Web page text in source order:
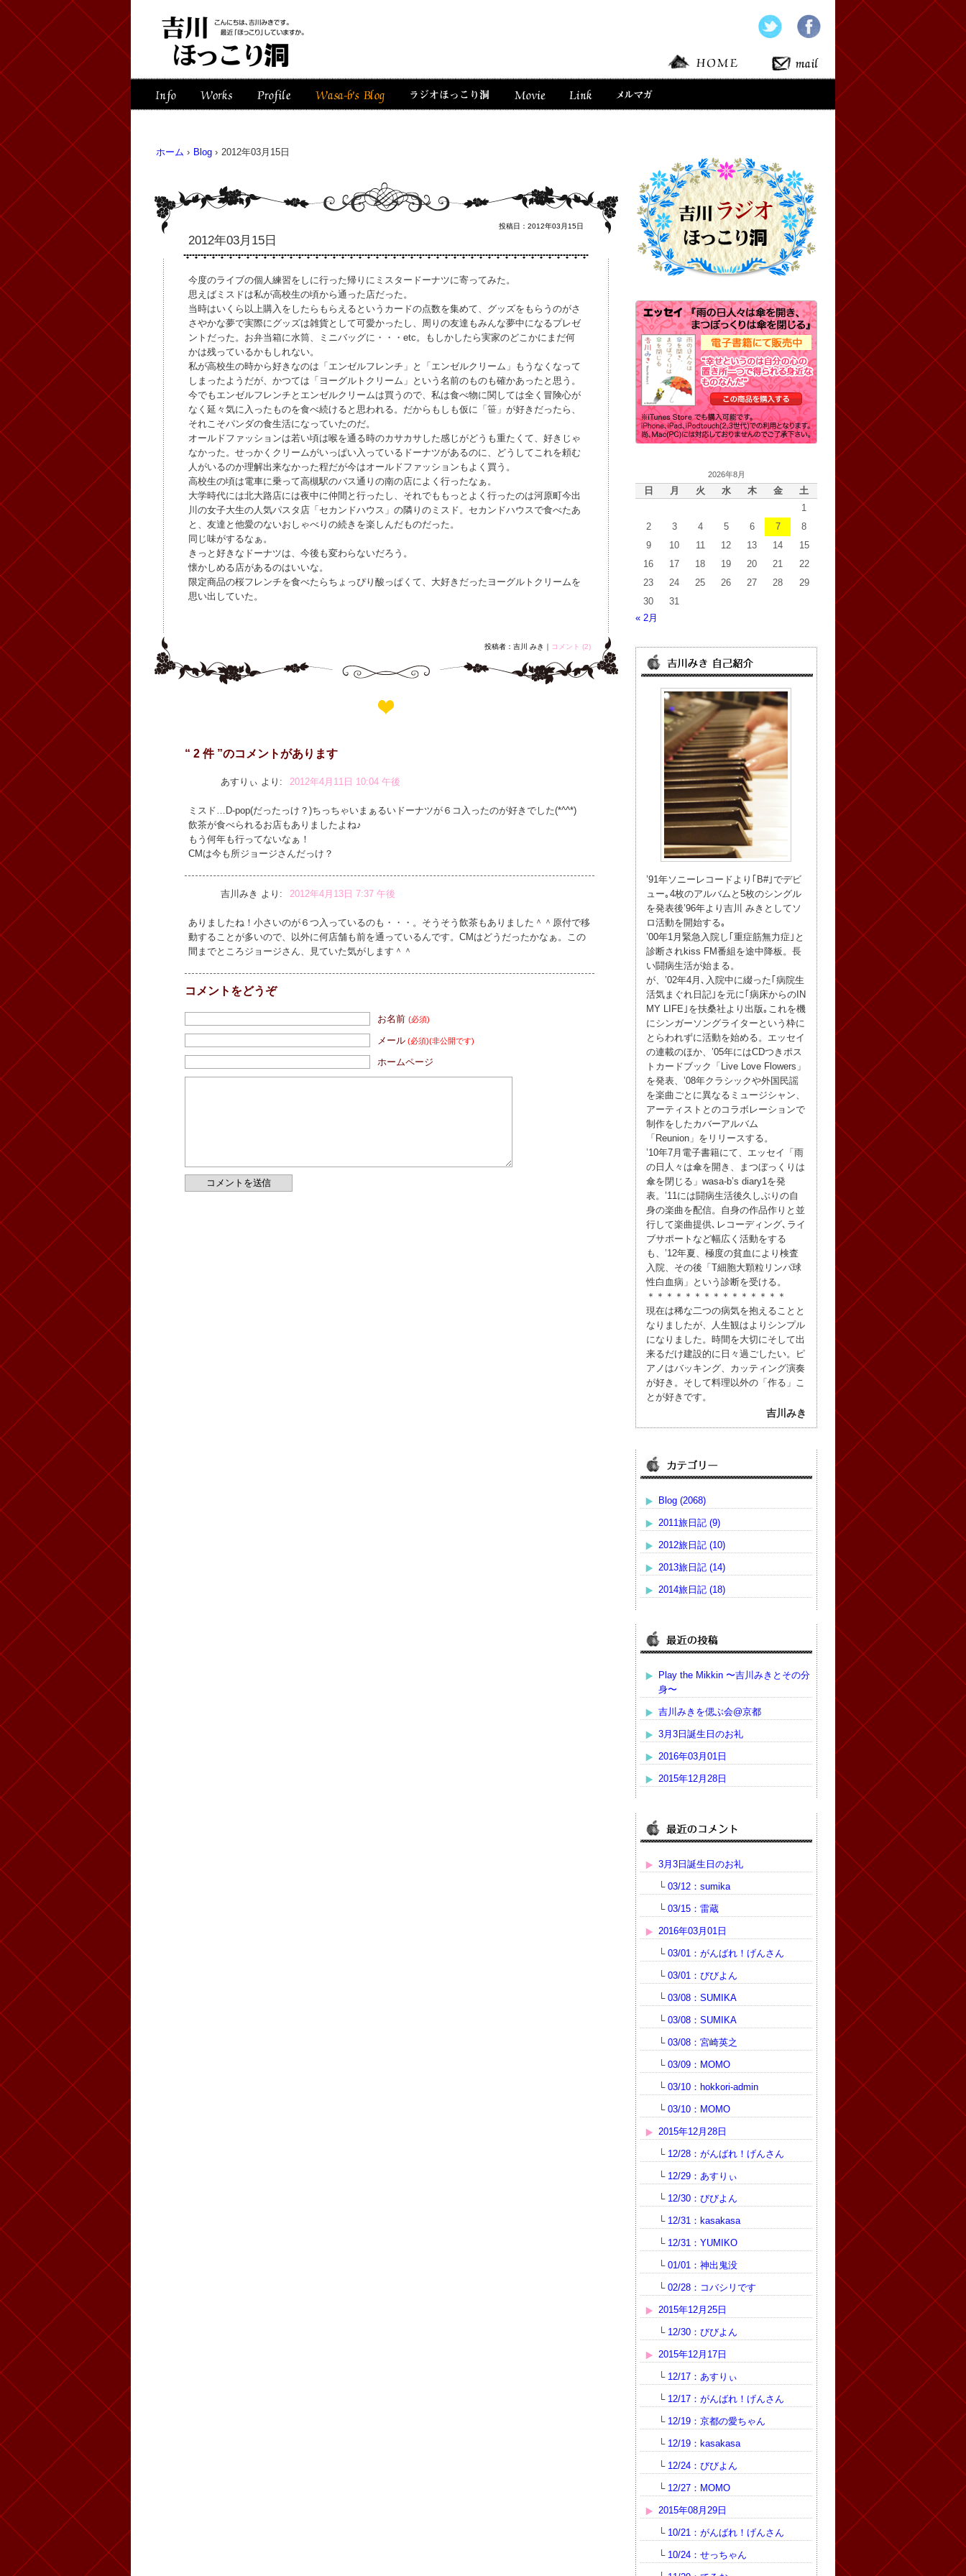
ホーム › Blog › 2012年03月15日
投稿日：2012年03月15日
2012年03月15日
今度のライブの個人練習をしに行った帰りにミスタードーナツに寄ってみた。
思えばミスドは私が高校生の頃から通った店だった。
当時はいくら以上購入をしたらもらえるというカードの点数を集めて、グッズをもらうのがさ
さやかな夢で実際にグッズは雑貨として可愛かったし、周りの友達もみんな夢中になるプレゼ
ントだった。お弁当箱に水筒、ミニバッグに・・・etc。もしかしたら実家のどこかにまだ何
かは残っているかもしれない。
私が高校生の時から好きなのは「エンゼルフレンチ」と「エンゼルクリーム」もうなくなって
しまったようだが、かつては「ヨーグルトクリーム」という名前のものも確かあったと思う。
今でもエンゼルフレンチとエンゼルクリームは買うので、私は食べ物に関しては全く冒険心が
なく延々気に入ったものを食べ続けると思われる。だからもしも仮に「笹」が好きだったら、
それこそパンダの食生活になっていたのだ。
オールドファッションは若い頃は喉を通る時のカサカサした感じがどうも重たくて、好きじゃ
なかった。せっかくクリームがいっぱい入っているドーナツがあるのに、どうしてこれを頼む
人がいるのか理解出来なかった程だが今はオールドファッションもよく買う。
高校生の頃は電車に乗って高槻駅のバス通りの南の店によく行ったなぁ。
大学時代には北大路店には夜中に仲間と行ったし、それでももっとよく行ったのは河原町今出
川の女子大生の人気パスタ店「セカンドハウス」の隣りのミスド。セカンドハウスで食べたあ
と、友達と他愛のないおしゃべりの続きを楽しんだものだった。
同じ味がするなぁ。
きっと好きなドーナツは、今後も変わらないだろう。
懐かしめる店があるのはいいな。
限定商品の桜フレンチを食べたらちょっぴり酸っぱくて、大好きだったヨーグルトクリームを
思い出していた。
投稿者：吉川 みき｜ コメント (2)
“ 2 件 ”のコメントがあります
あすりぃ より: 2012年4月11日 10:04 午後
ミスド…D-pop(だったっけ？)ちっちゃいまぁるいドーナツが６コ入ったのが好きでした(*^^*)
飲茶が食べられるお店もありましたよね♪
もう何年も行ってないなぁ！
CMは今も所ジョージさんだっけ？
吉川みき より: 2012年4月13日 7:37 午後
ありましたね！小さいのが６つ入っているのも・・・。そうそう飲茶もありました＾＾原付で移
動することが多いので、以外に何店舗も前を通っているんです。CMはどうだったかなぁ。この
間までところジョージさん、見ていた気がします＾＾
コメントをどうぞ
お名前 (必須)
メール (必須)(非公開です)
ホームページ
2026年8月
日 月 火 水 木 金
土
1
2
3 4 5 6 7
8
9
10 11 12 13 14
15
16
17 18 19 20 21
22
23
24 25 26 27 28
29
30
31
« 2月
’91年ソニーレコードより｢B#｣でデビ
ュー｡4枚のアルバムと5枚のシングル
を発表後’96年より吉川 みきとしてソ
ロ活動を開始する｡
’00年1月緊急入院し｢重症筋無力症｣と
診断されkiss FM番組を途中降板。長
い闘病生活が始まる。
が、’02年4月､入院中に綴った｢病院生
活気まぐれ日記｣を元に｢病床からのIN
MY LIFE｣を扶桑社より出版｡これを機
にシンガーソングライターという枠に
とらわれずに活動を始める。エッセイ
の連載のほか、’05年にはCDつきポス
トカードブック「Live Love Flowers」
を発表、’08年クラシックや外国民謡
を楽曲ごとに異なるミュージシャン、
アーティストとのコラボレーションで
制作をしたカバーアルバム
「Reunion」をリリースする。
’10年7月電子書籍にて、エッセイ「雨
の日人々は傘を開き、まつぼっくりは
傘を閉じる」wasa-b’s diary1を発
表。’11には闘病生活後久しぶりの自
身の楽曲を配信。自身の作品作りと並
行して楽曲提供､レコーディング､ライ
ブサポートなど幅広く活動をする
も、’12年夏、極度の貧血により検査
入院、その後「T細胞大顆粒リンパ球
性白血病」という診断を受ける。
＊＊＊＊＊＊＊＊＊＊＊＊＊＊＊
現在は稀な二つの病気を抱えることと
なりましたが、人生観はよりシンプル
になりました。時間を大切にそして出
来るだけ建設的に日々過ごしたい。ピ
アノはバッキング、カッティング演奏
が好き。そして料理以外の「作る」こ
とが好きです。
吉川みき
Blog (2068)
2011旅日記 (9)
2012旅日記 (10)
2013旅日記 (14)
2014旅日記 (18)
Play the Mikkin 〜吉川みきとその分
身〜
吉川みきを偲ぶ会@京都
3月3日誕生日のお礼
2016年03月01日
2015年12月28日
3月3日誕生日のお礼
└ 03/12：sumika
└ 03/15：雷蔵
2016年03月01日
└ 03/01：がんばれ！げんさん
└ 03/01：びびよん
└ 03/08：SUMIKA
└ 03/08：SUMIKA
└ 03/08：宮崎英之
└ 03/09：MOMO
└ 03/10：hokkori-admin
└ 03/10：MOMO
2015年12月28日
└ 12/28：がんばれ！げんさん
└ 12/29：あすりぃ
└ 12/30：びびよん
└ 12/31：kasakasa
└ 12/31：YUMIKO
└ 01/01：神出鬼没
└ 02/28：コバシリです
2015年12月25日
└ 12/30：びびよん
2015年12月17日
└ 12/17：あすりぃ
└ 12/17：がんばれ！げんさん
└ 12/19：京都の愛ちゃん
└ 12/19：kasakasa
└ 12/24：びびよん
└ 12/27：MOMO
2015年08月29日
└ 10/21：がんばれ！げんさん
└ 10/24：せっちゃん